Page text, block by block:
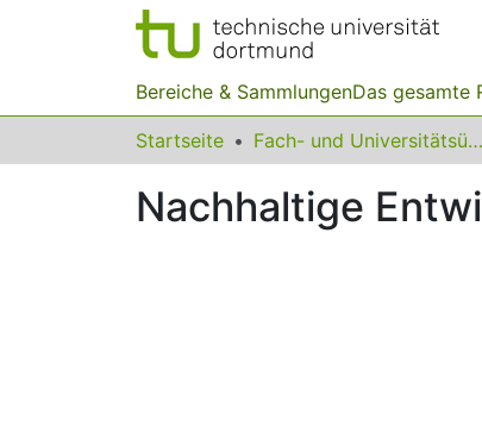
Bereiche & SammlungenDas gesamte
Startseite Fach- und Universitätsübergreifendes
Nachhaltige